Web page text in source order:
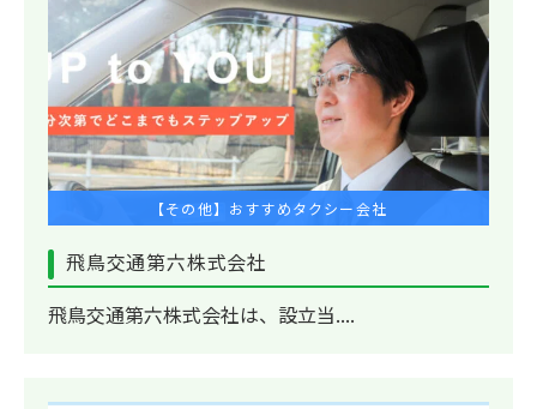
【その他】おすすめタクシー会社
飛鳥交通第六株式会社
飛鳥交通第六株式会社は、設立当....